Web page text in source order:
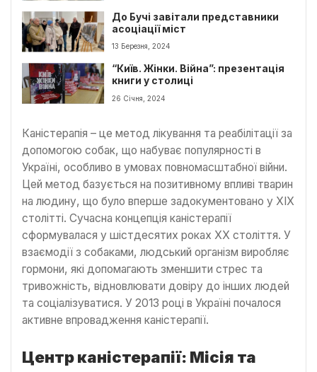
До Бучі завітали представники
асоціації міст
13 Березня, 2024
“Київ. Жінки. Війна”: презентація
книги у столиці
26 Січня, 2024
Каністерапія – це метод лікування та реабілітації за
допомогою собак, що набуває популярності в
Україні, особливо в умовах повномасштабної війни.
Цей метод базується на позитивному впливі тварин
на людину, що було вперше задокументовано у ХІХ
столітті. Сучасна концепція каністерапії
сформувалася у шістдесятих роках XX століття. У
взаємодії з собаками, людський організм виробляє
гормони, які допомагають зменшити стрес та
тривожність, відновлювати довіру до інших людей
та соціалізуватися. У 2013 році в Україні почалося
активне впровадження каністерапії.
Центр каністерапії: Місія та